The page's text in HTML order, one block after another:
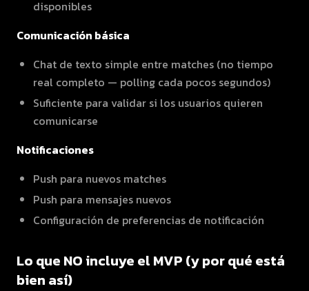
disponibles
Comunicación básica
Chat de texto simple entre matches (no tiempo
real completo — polling cada pocos segundos)
Suficiente para validar si los usuarios quieren
comunicarse
Notificaciones
Push para nuevos matches
Push para mensajes nuevos
Configuración de preferencias de notificación
Lo que NO incluye el MVP (y por qué está
bien así)